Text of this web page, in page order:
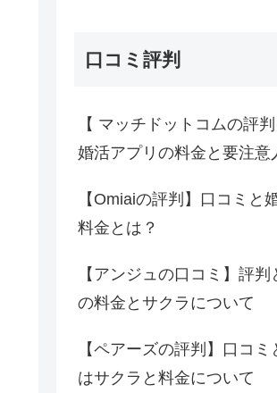
口コミ評判
【 マッチドットコムの評
婚活アプリの料金と要注意
【Omiaiの評判】口コミと
料金とは？
【アンジュの口コミ】評判
の料金とサクラについて
【ペアーズの評判】口コミ
はサクラと料金について